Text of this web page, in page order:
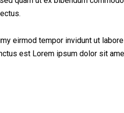
eirmod tempor invidunt ut
est Lorem ipsum dolor sit